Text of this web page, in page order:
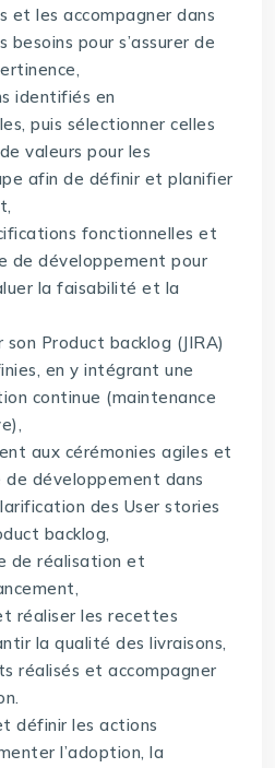
et les accompagner dans
pour s’assurer de
identifiés en
puis sélectionner celles
valeurs pour les
afin de définir et planifier
fonctionnelles et
de développement pour
la faisabilité et la
Product backlog (JIRA)
en y intégrant une
continue (maintenance
aux cérémonies agiles et
de développement dans
des User stories
backlog,
de réalisation et
réaliser les recettes
la qualité des livraisons,
réalisés et accompagner
définir les actions
l’adoption, la